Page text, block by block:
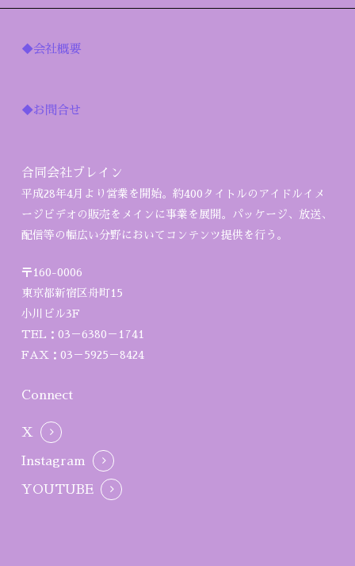
◆会社概要
◆お問合せ
合同会社ブレイン
平成28年4月より営業を開始。約400タイトルのアイドルイメ
ージビデオの販売をメインに事業を展開。パッケージ、放送、
配信等の幅広い分野においてコンテンツ提供を行う。
〒160-0006
東京都新宿区舟町15
小川ビル3F
TEL：03－6380－1741
FAX：03－5925－8424
Connect
X
Instagram
YOUTUBE